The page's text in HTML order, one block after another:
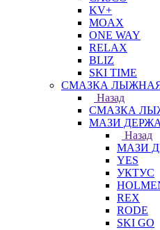
KV+
MOAX
ONE WAY
RELAX
BLIZ
SKI TIME
СМАЗКА
Назад
СМАЗКА
МАЗИ
Назад
МАЗИ
YES
УКТУС
REX
RODE
SKI GO